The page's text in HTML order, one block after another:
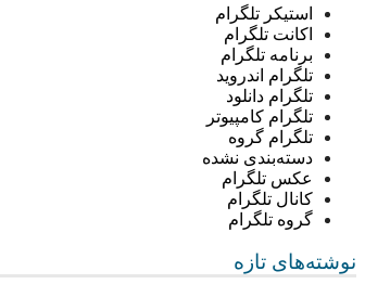
استیکر تلگرام
اکانت تلگرام
برنامه تلگرام
تلگرام اندروید
تلگرام دانلود
تلگرام کامپیوتر
تلگرام گروه
دسته‌بندی نشده
عکس تلگرام
کانال تلگرام
گروه تلگرام
نوشته‌های تازه